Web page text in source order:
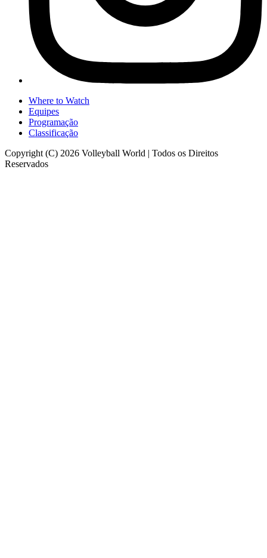
Where to Watch
Equipes
Programação
Classificação
Copyright (C) 2026 Volleyball World | Todos os Direitos
Reservados